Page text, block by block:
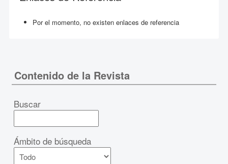
Por el momento, no existen enlaces de referencia
Contenido de la Revista
Buscar
Ámbito de búsqueda